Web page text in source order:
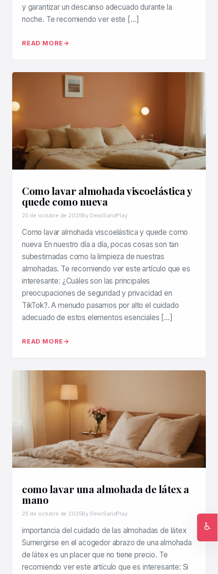
y garantizar un descanso adecuado durante la
noche. Te recomiendo ver este […]
READ MORE
Como lavar almohada viscoelástica y
quede como nueva
25 de octubre de 2025By DeiviSanzPlay
Como lavar almohada viscoelástica y quede como
nueva En nuestro día a día, pocas cosas son tan
subestimadas como la limpieza de nuestras
almohadas. Te recomiendo ver este artículo que es
interesante: ¿Cuáles son las principales
preocupaciones de seguridad y privacidad en
TikTok?. A menudo pasamos por alto el cuidado
adecuado de estos elementos esenciales […]
READ MORE
como lavar una almohada de látex a
mano
25 de octubre de 2025By DeiviSanzPlay
importancia del cuidado de las almohadas de látex
Sumergirse en el acogedor abrazo de una almohada
de látex es un placer que no tiene precio. Te
recomiendo ver este artículo que es interesante: Si
♿